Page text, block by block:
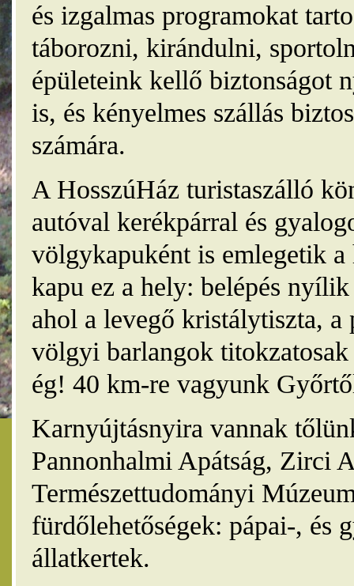
és izgalmas programokat
táborozni, kirándulni,
épületeink kellő biztonságot
is, és kényelmes szállás
számára.
A HosszúHáz turistaszálló
autóval kerékpárral és
völgykapuként is emlegetik
kapu ez a hely: belépés
ahol a levegő kristálytiszta, a
völgyi barlangok
ég! 40 km-re vagyunk
Karnyújtásnyira vannak
Pannonhalmi Apátság, Zirci
Természettudományi
fürdőlehetőségek: pápai-, és
állatkertek.